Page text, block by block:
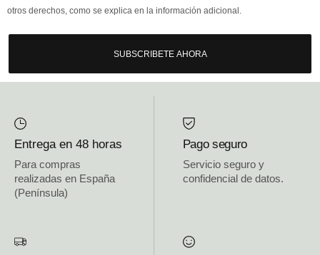
otros derechos, como se explica en la información adicional.
SUBSCRIBETE AHORA
Entrega en 48 horas
Para compras
realizadas en España
(Península)
Pago seguro
Servicio seguro y
confidencial de datos.